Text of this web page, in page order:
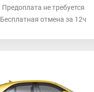
Предоплата не требуется
Бесплатная отмена за 12ч